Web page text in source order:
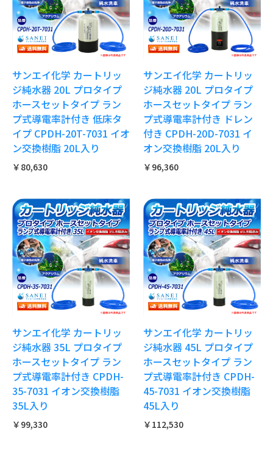
サンエイ化学 カートリッ
ジ純水器 20L プロタイプ
ホースセットタイプ ラン
プ式導電率計付き 低床タ
イプ CPDH-20T-7031 イオ
ン交換樹脂 20L入り
￥80,630
サンエイ化学 カートリッ
ジ純水器 20L プロタイプ
ホースセットタイプ ラン
プ式導電率計付き ドレン
付き CPDH-20D-7031 イ
オン交換樹脂 20L入り
￥96,360
サンエイ化学 カートリッ
ジ純水器 35L プロタイプ
ホースセットタイプ ラン
プ式導電率計付き CPDH-
35-7031 イオン交換樹脂
35L入り
￥99,330
サンエイ化学 カートリッ
ジ純水器 45L プロタイプ
ホースセットタイプ ラン
プ式導電率計付き CPDH-
45-7031 イオン交換樹脂
45L入り
￥112,530